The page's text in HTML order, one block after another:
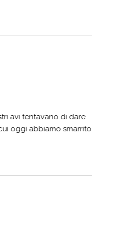
avi tentavano di dare
oggi abbiamo smarrito